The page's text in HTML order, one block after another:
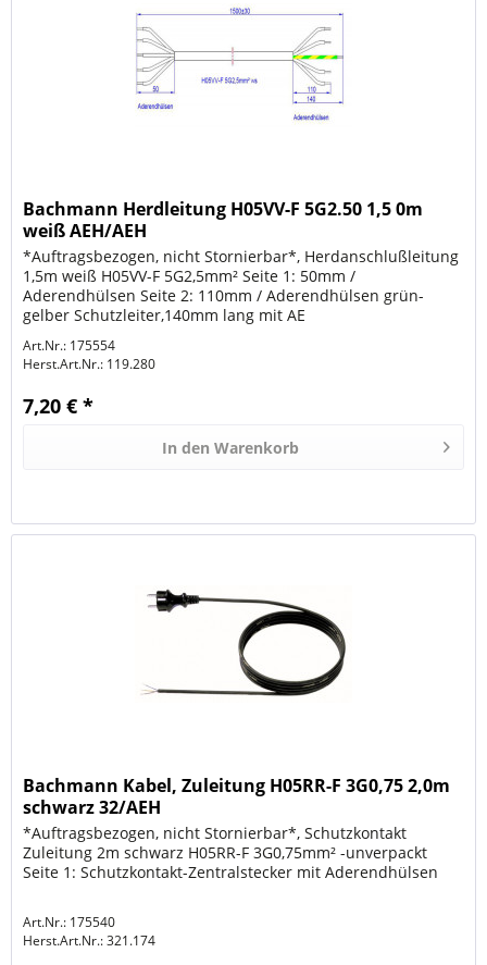
Bachmann Herdleitung H05VV-F 5G2.50 1,5 0m
weiß AEH/AEH
*Auftragsbezogen, nicht Stornierbar*, Herdanschlußleitung
1,5m weiß H05VV-F 5G2,5mm² Seite 1: 50mm /
Aderendhülsen Seite 2: 110mm / Aderendhülsen grün-
gelber Schutzleiter,140mm lang mit AE
Art.Nr.: 175554
Herst.Art.Nr.: 119.280
7,20 € *
In den Warenkorb
Bachmann Kabel, Zuleitung H05RR-F 3G0,75 2,0m
schwarz 32/AEH
*Auftragsbezogen, nicht Stornierbar*, Schutzkontakt
Zuleitung 2m schwarz H05RR-F 3G0,75mm² -unverpackt
Seite 1: Schutzkontakt-Zentralstecker mit Aderendhülsen
Art.Nr.: 175540
Herst.Art.Nr.:321.174